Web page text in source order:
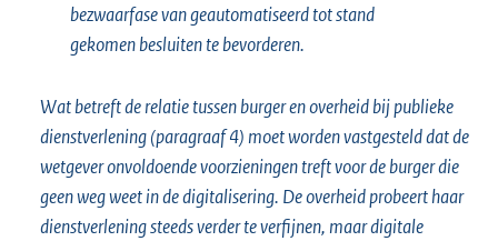
bezwaarfase van geautomatiseerd tot stand
gekomen besluiten te bevorderen.
Wat betreft de relatie tussen burger en overheid bij publieke
dienstverlening (paragraaf 4) moet worden vastgesteld dat de
wetgever onvoldoende voorzieningen treft voor de burger die
geen weg weet in de digitalisering. De overheid probeert haar
dienstverlening steeds verder te verfijnen, maar digitale